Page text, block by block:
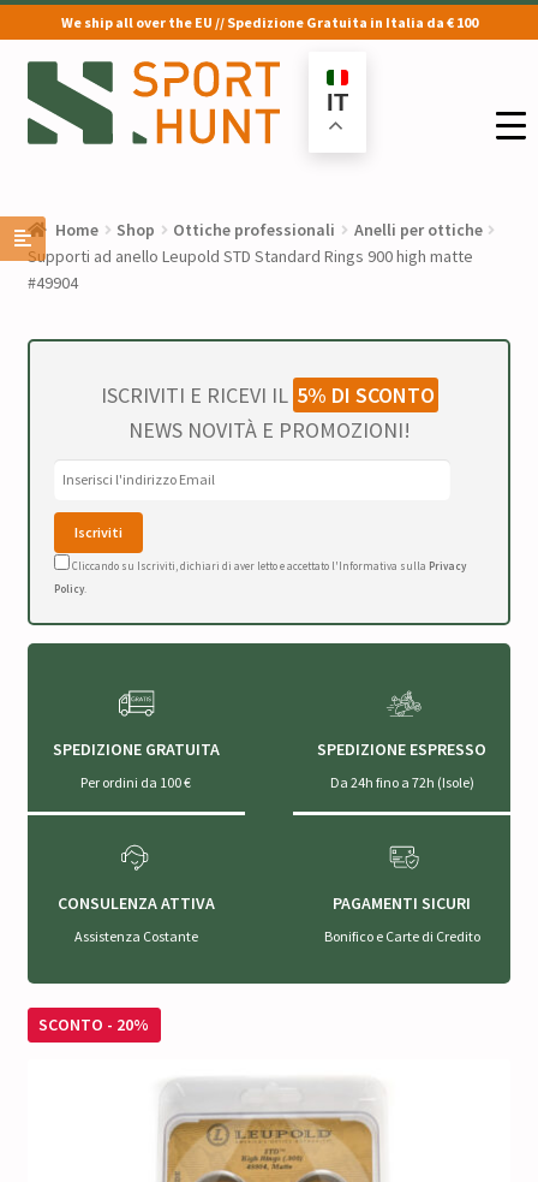
We ship all over the EU // Spedizione Gratuita in Italia da € 100
Vai
alla
navigazione
Vai
al
contenuto
IT
Home Shop Ottiche professionali
Anelli per ottiche
Supporti ad anello Leupold STD Standard Rings 900 high matte
#49904
ISCRIVITI E RICEVI IL 5% DI SCONTO
NEWS NOVITÀ E PROMOZIONI!
Cliccando su Iscriviti, dichiari di aver letto e accettato l'Informativa sulla Privacy
Policy.
SPEDIZIONE GRATUITA
Per ordini da 100 €
SPEDIZIONE ESPRESSO
Da 24h fino a 72h (Isole)
CONSULENZA ATTIVA
Assistenza Costante
PAGAMENTI SICURI
Bonifico e Carte di Credito
SCONTO - 20%